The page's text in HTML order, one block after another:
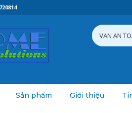
Sản phẩm Giới thiệu